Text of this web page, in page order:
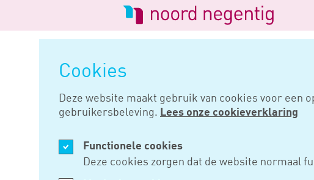
Cookies
Deze website maakt gebruik van cookies voor een
gebruikersbeleving. Lees onze cookieverklaring
Functionele cookies
Deze cookies zorgen dat de website normaal
Logo
van
Noord
Negentig
Auto is na 881
DEC 11, 2018
AUTO IS NA